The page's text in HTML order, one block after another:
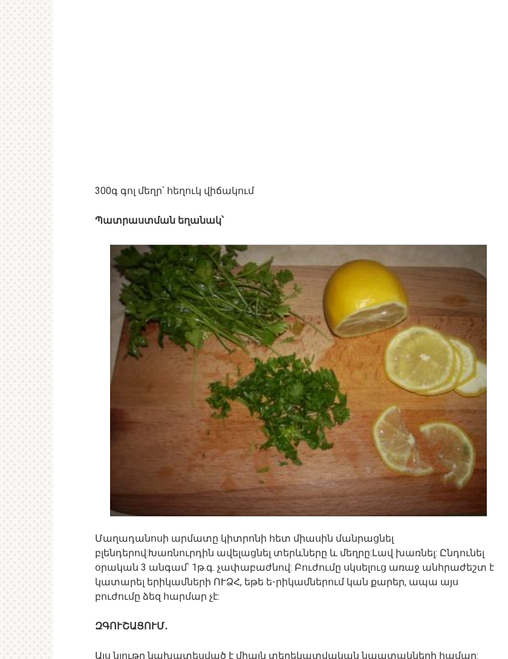
300գ գոլ մեղր՝ հեղուկ վիճակում
Պատրաստման եղանակ՝
Մաղադանոսի արմատը կիտրոնի հետ միասին մանրացնել
բլենդերով:Խառնուրդին ավելացնել տերևները և մեղրը:Լավ խառնել: Ընդունել
օրական 3 անգամ՝ 1թ.գ. չափաբաժնով: Բուժումը սկսելուց առաջ անհրաժեշտ է
կատարել երիկամների ՈՒՁՀ, եթե ե-րիկամներում կան քարեր, ապա այս
բուժումը ձեզ հարմար չէ:
ԶԳՈՒՇԱՑՈՒՄ․
Այս նյութը նախատեսված է միայն տեղեկատվական նպատակների համար: